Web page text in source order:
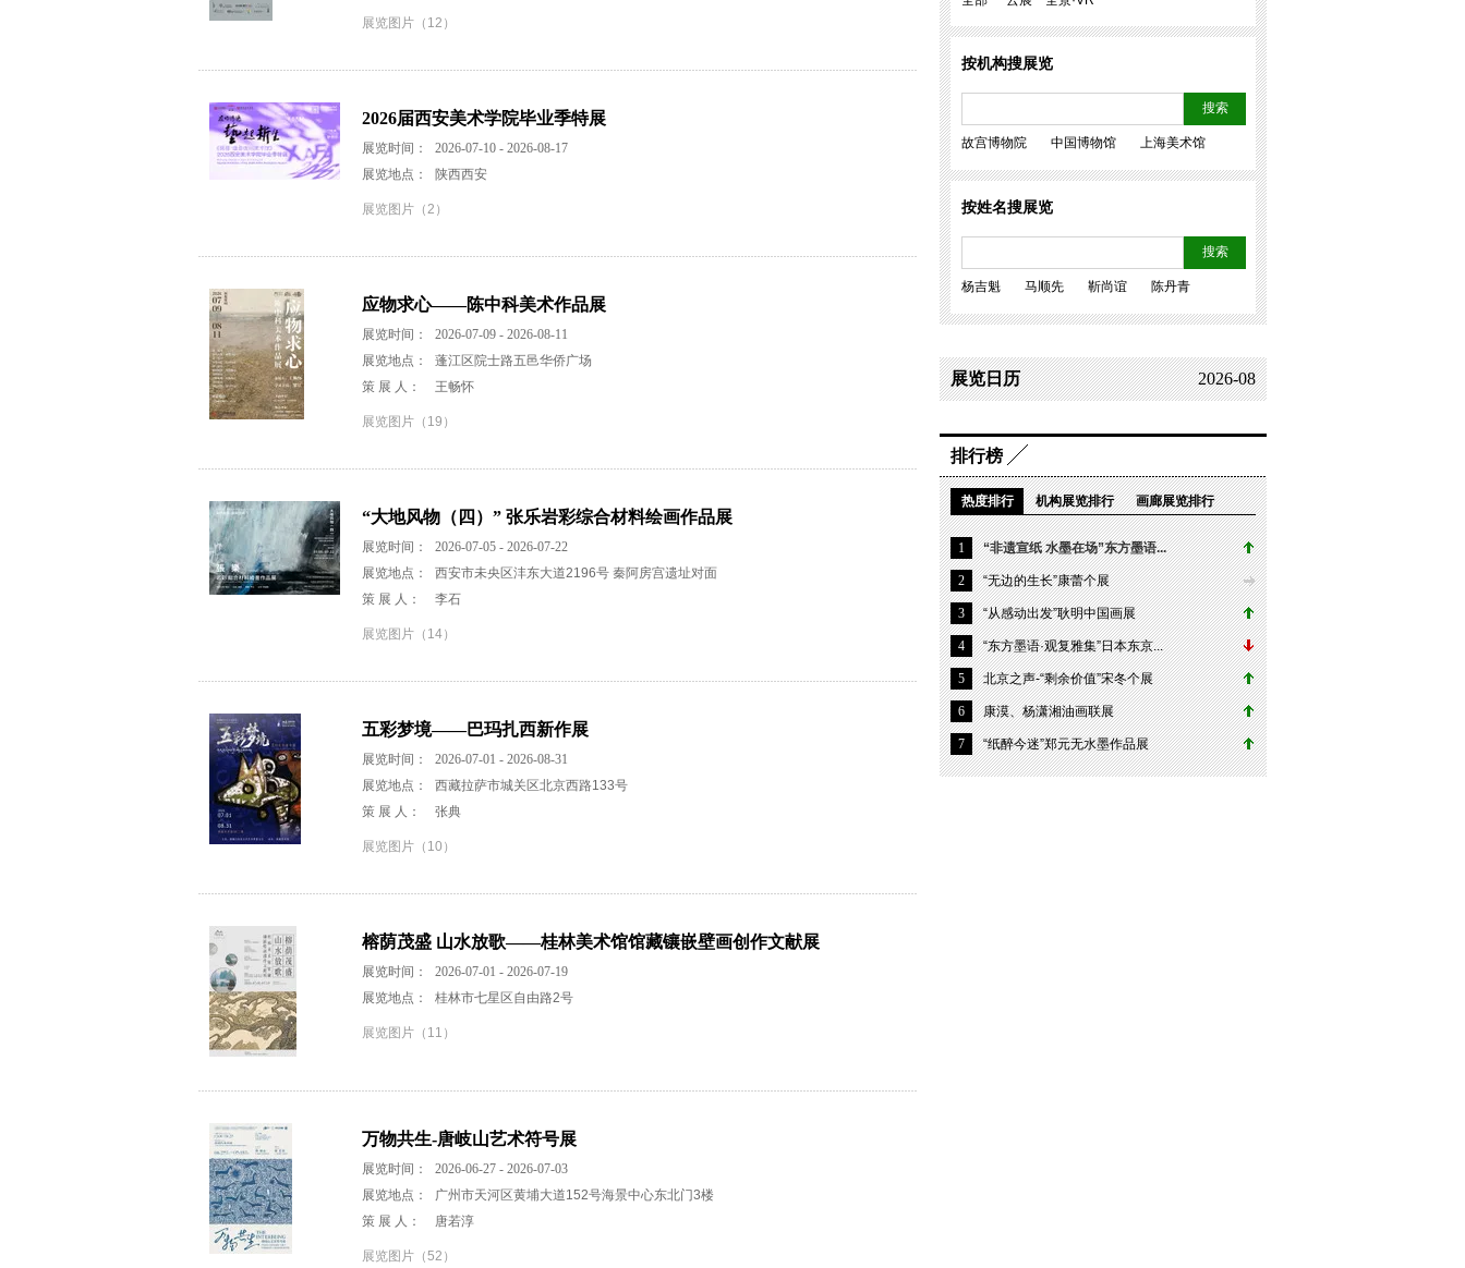
展览图片（12）
2026届西安美术学院毕业季特展
展览时间：
2026-07-10 - 2026-08-17
展览地点：
陕西西安
展览图片（2）
应物求心——陈中科美术作品展
展览时间：
2026-07-09 - 2026-08-11
展览地点：
蓬江区院士路五邑华侨广场
策 展 人：
王畅怀
展览图片（19）
“大地风物（四）” 张乐岩彩综合材料绘画作品展
展览时间：
2026-07-05 - 2026-07-22
展览地点：
西安市未央区沣东大道2196号 秦阿房宫遗址对面
策 展 人：
李石
展览图片（14）
五彩梦境——巴玛扎西新作展
展览时间：
2026-07-01 - 2026-08-31
展览地点：
西藏拉萨市城关区北京西路133号
策 展 人：
张典
展览图片（10）
榕荫茂盛 山水放歌——桂林美术馆馆藏镶嵌壁画创作文献展
展览时间：
2026-07-01 - 2026-07-19
展览地点：
桂林市七星区自由路2号
展览图片（11）
万物共生-唐岐山艺术符号展
展览时间：
2026-06-27 - 2026-07-03
展览地点：
广州市天河区黄埔大道152号海景中心东北门3楼
策 展 人：
唐若淳
展览图片（52）
按机构搜展览
搜索
故宫博物院 中国博物馆 上海美术馆
按姓名搜展览
搜索
杨吉魁 马顺先 靳尚谊 陈丹青
2026-08
展览日历
排行榜
热度排行 机构展览排行 画廊展览排行
1 “非遗宣纸 水墨在场”东方墨语...
2 “无边的生长”康蕾个展
3 “从感动出发”耿明中国画展
4 “东方墨语·观复雅集”日本东京...
5 北京之声-“剩余价值”宋冬个展
6 康漠、杨潇湘油画联展
7 “纸醉今迷”郑元无水墨作品展